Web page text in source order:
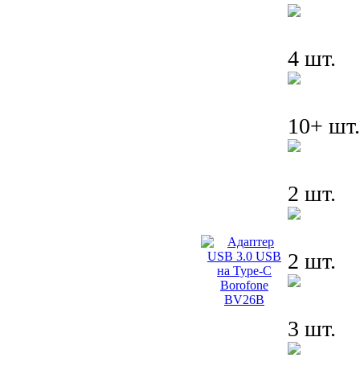
4 шт.
10+ шт.
2 шт.
2 шт.
3 шт.